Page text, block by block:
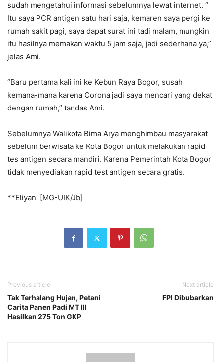
sudah mengetahui informasi sebelumnya lewat internet. “
Itu saya PCR antigen satu hari saja, kemaren saya pergi ke
rumah sakit pagi, saya dapat surat ini tadi malam, mungkin
itu hasilnya memakan waktu 5 jam saja, jadi sederhana ya,”
jelas Ami.
“Baru pertama kali ini ke Kebun Raya Bogor, susah
kemana-mana karena Corona jadi saya mencari yang dekat
dengan rumah,” tandas Ami.
Sebelumnya Walikota Bima Arya menghimbau masyarakat
sebelum berwisata ke Kota Bogor untuk melakukan rapid
tes antigen secara mandiri. Karena Pemerintah Kota Bogor
tidak menyediakan rapid test antigen secara gratis.
**Eliyani [MG-UIK/Jb]
Previous article
Tak Terhalang Hujan, Petani
Carita Panen Padi MT III
Hasilkan 275 Ton GKP
Next article
FPI Dibubarkan